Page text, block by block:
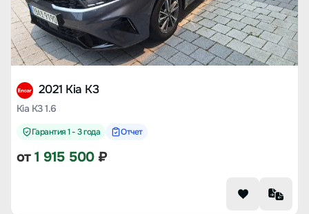
2021 Kia K3
Kia K3 1.6
Гарантия 1 - 3 года Отчет
от1 915 500₽